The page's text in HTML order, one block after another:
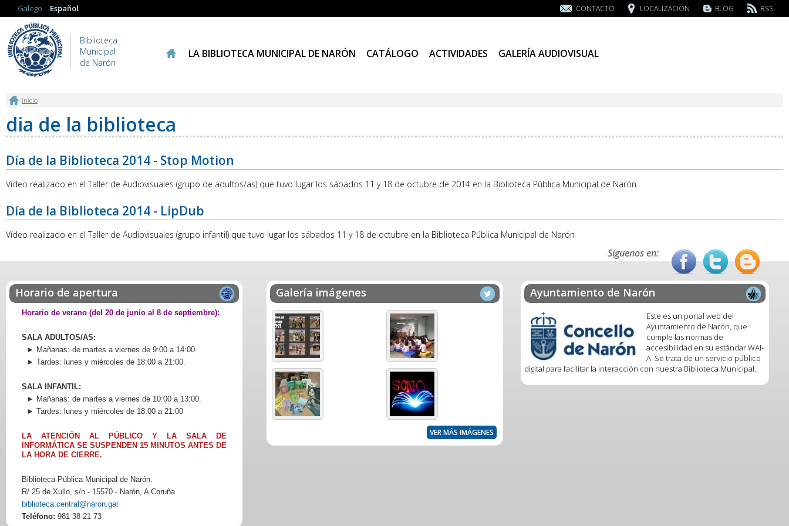
Galego Español CONTACTO LOCALIZACIÓN BLOG RSS
Biblioteca
Municipal
de Narón
LA BIBLIOTECA MUNICIPAL DE NARÓN CATÁLOGO ACTIVIDADES GALERÍA AUDIOVISUAL
Se encuentra usted aquí
Inicio
dia de la biblioteca
Día de la Biblioteca 2014 - Stop Motion
Video realizado en el Taller de Audiovisuales (grupo de adultos/as) que tuvo lugar los sábados 11 y 18 de octubre de 2014 en la Biblioteca Pública Municipal de Narón.
Día de la Biblioteca 2014 - LipDub
Vídeo realizado en el Taller de Audiovisuales (grupo infantil) que tuvo lugar los sábados 11 y 18 de octubre en la Biblioteca Pública Municipal de Narón
Síguenos en:
Horario de apertura
Horario de verano (del 20 de junio al 8 de septiembre):
SALA ADULTOS/AS:
► Mañanas: de martes a viernes de 9:00 a 14:00.
► Tardes: lunes y miércoles de 18:00 a 21:00.
SALA INFANTIL:
► Mañanas: de martes a viernes de 10:00 a 13:00.
► Tardes: lunes y miércoles de 18:00 a 21:00
LA ATENCIÓN AL PÚBLICO Y LA SALA DE
INFORMÁTICA SE SUSPENDEN 15 MINUTOS ANTES DE
LA HORA DE CIERRE.
Biblioteca Pública Municipal de Narón.
R/ 25 de Xullo, s/n - 15570 - Narón, A Coruña
biblioteca.central@naron.gal
Teléfono: 981 38 21 73
Galería imágenes
VER MÁS IMÁGENES
Ayuntamiento de Narón
Este es un portal web del
Ayuntamiento de Narón, que
cumple las normas de
accesibilidad en su estándar WAI-
A. Se trata de un servicio público
digital para facilitar la interacción con nuestra Biblioteca Municipal.